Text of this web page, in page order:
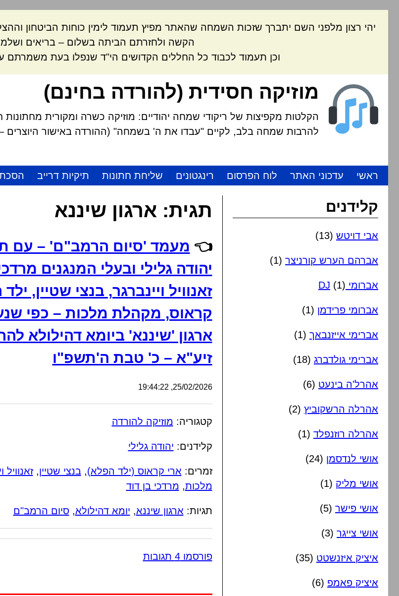
יהי רצון מלפני השם יתברך שזכות השמחה שהאתר מפיץ תעמוד לימין כוחות הביטחון
הקשה ולחזרתם הביתה בשלום – בריאים
וכן תעמוד לכבוד כל החללים הקדושים הי"ד שנפלו בעת משמרתם
מוזיקה חסידית (להורדה בחינם)
הקלטות מקפיצות של ריקודי שמחה יהודיים: מוזיקה כשרה ומקורית מחתונות
להרבות שמחה בלב, לקיים "עבדו את ה' בשמחה" (ההורדה באישור היוצרים –
ראשי עדכוני האתר לוח הפרסום רינגטונים שליחת חתונות תיקיות דרייב
תגית: ארגון שיננא
👈 מעמד 'סיום הרמב"ם' – עם
יהודה גלילי ובעלי המנגנים
זאנוויל ויינברגר, בנצי שטיין,
קראוס, מקהלת מלכות – כפי
ארגון 'שיננא' ביומא דהילולא
זיע"א – כ' טבת ה'תשפ"ו
25/02/2026, 19:44:22
קטגוריה: מוזיקה להורדה
קלידנים: יהודה גלילי
זמרים: ארי קראוס (ילד הפלא),בנצי שטיין,זאנוויל
מלכות, מרדכי בן דוד
תגיות: ארגון שיננא, יומא דהילולא, סיום הרמב"ם
פורסמו 4 תגובות
קלידנים
אבי דויטש (13)
אברהם הערש קורניצר (1)
אברומי DJ (1)
אברומי פרידמן (1)
אברימי אייזנבאך (1)
אברימי גולדברג (18)
אהרל'ה בינעט (6)
אהרלה הרשקוביץ (2)
אהרלה רוזנפלד (1)
אושי לנדסמן (24)
אושי מליק (1)
אושי פישר (5)
אושי צייגר (3)
איציק איזנשטט (35)
איציק פאמפ (6)